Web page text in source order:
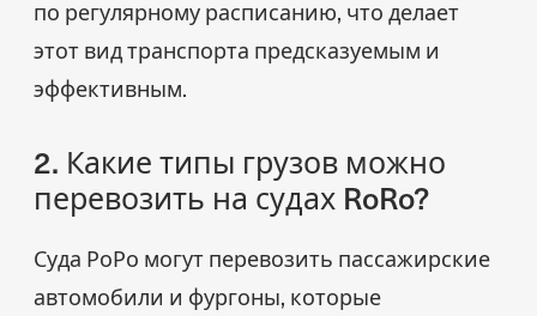
по регулярному расписанию, что делает
этот вид транспорта предсказуемым и
эффективным.
2. Какие типы грузов можно
перевозить на судах RoRo?
Суда РоРо могут перевозить пассажирские
автомобили и фургоны, которые